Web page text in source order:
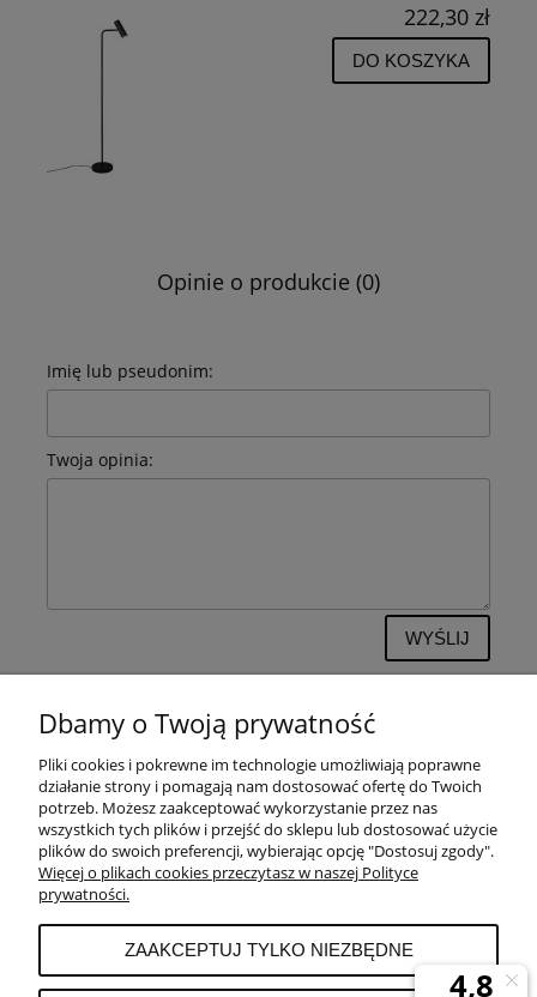
222,30 zł
DO KOSZYKA
Opinie o produkcie (0)
Imię lub pseudonim:
Twoja opinia:
WYŚLIJ
POMOC
PŁATNOŚCI I DOSTAWA
MOJE KONTO
Dbamy o Twoją prywatność
Pliki cookies i pokrewne im technologie umożliwiają poprawne
działanie strony i pomagają nam dostosować ofertę do Twoich
potrzeb. Możesz zaakceptować wykorzystanie przez nas
wszystkich tych plików i przejść do sklepu lub dostosować użycie
plików do swoich preferencji, wybierając opcję "Dostosuj zgody".
Więcej o plikach cookies przeczytasz w naszej Polityce
prywatności.
ZAAKCEPTUJ TYLKO NIEZBĘDNE